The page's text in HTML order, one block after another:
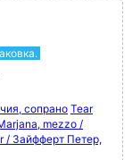
сопрано Tear
mezzo /
/ Зайфферт Петер,